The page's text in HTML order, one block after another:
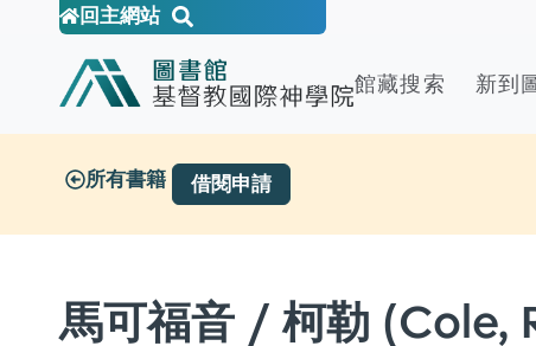
回主網站
館藏搜索 新到
所有書籍 借閱申請
馬可福音 / 柯勒 (Cole,